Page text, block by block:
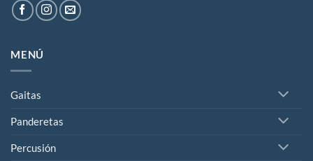
MENÚ
Gaitas
Panderetas
Percusión